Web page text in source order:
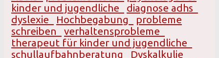
kinder und jugendliche
diagnose adhs
dyslexie
Hochbegabung
probleme
schreiben
verhaltensprobleme
therapeut für kinder und jugendliche
schullaufbahnberatung
Dyskalkulie